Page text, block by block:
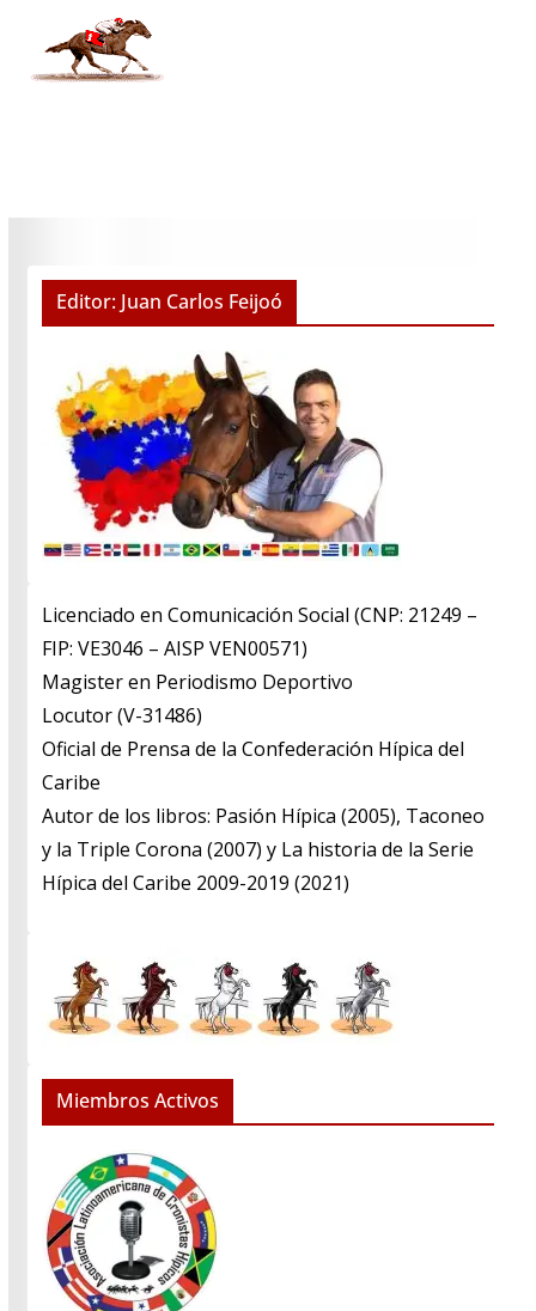
Editor: Juan Carlos Feijoó
Licenciado en Comunicación Social (CNP: 21249 –
FIP: VE3046 – AISP VEN00571)
​Magister en Periodismo Deportivo
​Locutor (V-31486)
​Oficial de Prensa de la Confederación Hípica del
Caribe
​Autor de los libros: Pasión Hípica (2005), Taconeo
y la Triple Corona (2007) y La historia de la Serie
Hípica del Caribe 2009-2019 (2021)
Miembros Activos